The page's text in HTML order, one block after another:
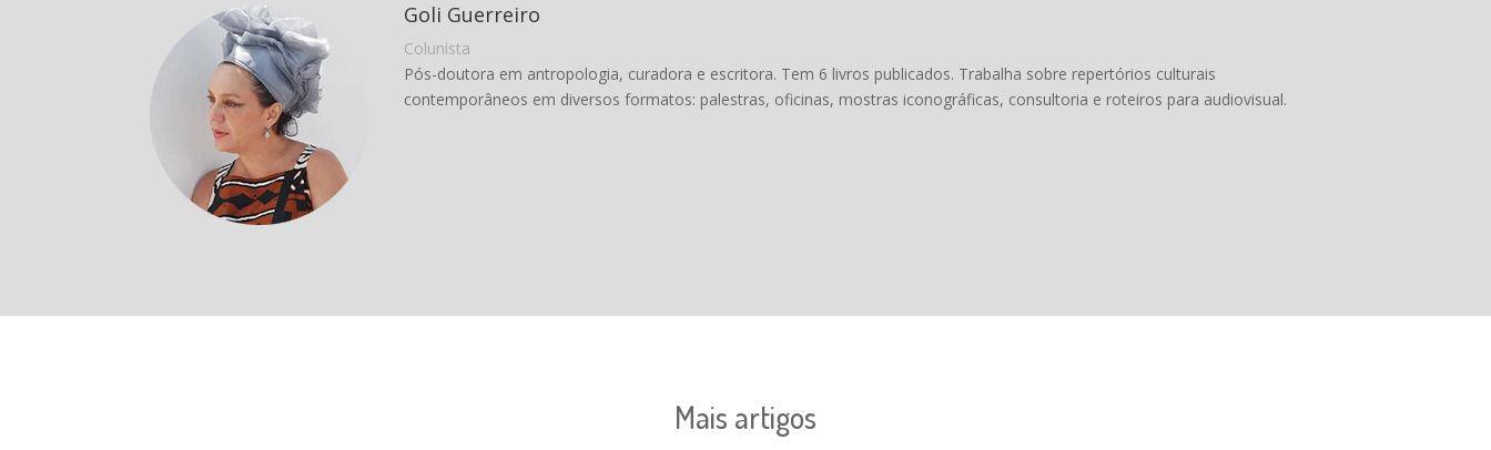
Goli Guerreiro
Colunista
Pós-doutora em antropologia, curadora e escritora. Tem 6 livros publicados. Trabalha sobre repertórios culturais
contemporâneos em diversos formatos: palestras, oficinas, mostras iconográficas, consultoria e roteiros para audiovisual.
Mais artigos